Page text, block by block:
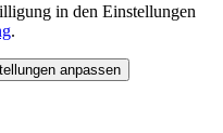
in den Einstellungen
.
anpassen